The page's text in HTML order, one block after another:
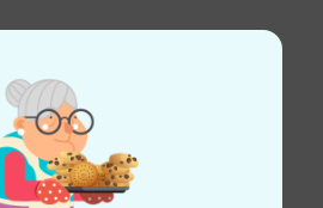
Sabia?
vídeos Guia Online